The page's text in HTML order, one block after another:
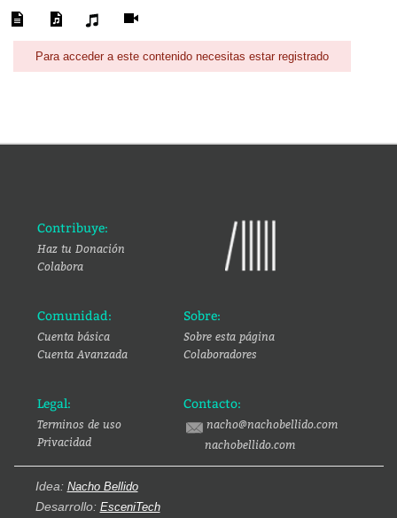
Para acceder a este contenido necesitas estar registrado
Contribuye:
Haz tu Donación
Colabora
Comunidad:
Cuenta básica
Cuenta Avanzada
Sobre:
Sobre esta página
Colaboradores
Legal:
Terminos de uso
Privacidad
Contacto:
nacho@nachobellido.com
nachobellido.com
Idea: Nacho Bellido
Desarrollo: EsceniTech